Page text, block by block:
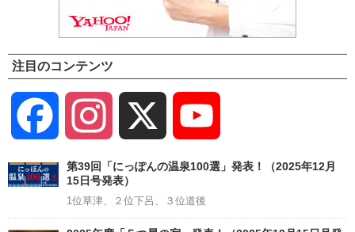
注目のコンテンツ
Facebook Instagram
Channel
第39回「にっぽんの温泉100選」発表！（2025年12月
15日号発表）
1位草津、２位下呂、３位道後